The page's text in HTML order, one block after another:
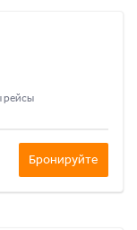
рейсы
Бронируйте